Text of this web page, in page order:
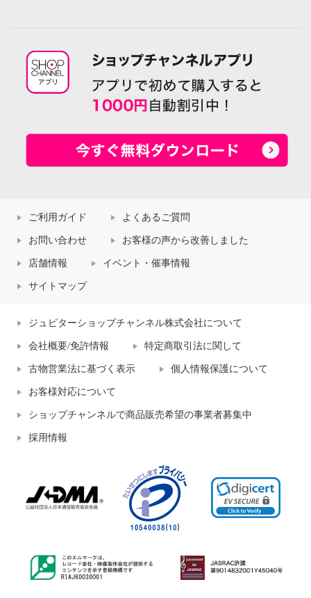
ご利用ガイド よくあるご質問
お問い合わせ お客様の声から改善しました
店舗情報 イベント・催事情報
サイトマップ
ジュピターショップチャンネル株式会社について
会社概要/免許情報 特定商取引法に関して
古物営業法に基づく表示 個人情報保護について
お客様対応について
ショップチャンネルで商品販売希望の事業者募集中
採用情報